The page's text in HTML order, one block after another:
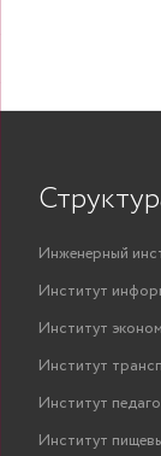
Инженерный
Институт
Институт
Институт
Институт
Институт